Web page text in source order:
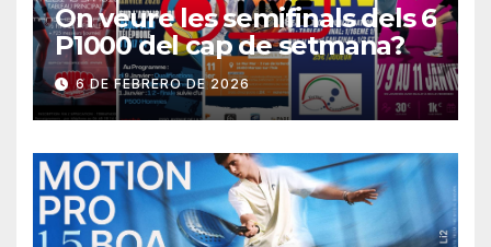
On veure les semifinals dels 6
P1000 del cap de setmana?
6 DE FEBRERO DE 2026